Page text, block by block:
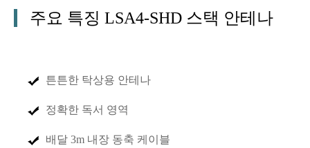
주요 특징 LSA4-SHD 스택 안테나
튼튼한 탁상용 안테나
정확한 독서 영역
배달 3m 내장 동축 케이블